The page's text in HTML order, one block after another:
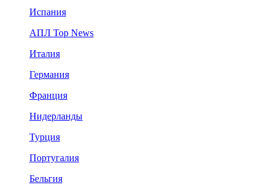
Испания
АПЛ Top News
Италия
Германия
Франция
Нидерланды
Турция
Португалия
Бельгия